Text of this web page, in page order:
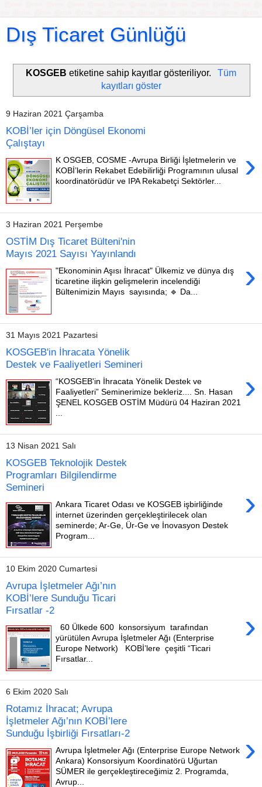
Dış Ticaret Günlüğü
KOSGEB etiketine sahip kayıtlar gösteriliyor.
Tüm
kayıtları göster
9 Haziran 2021 Çarşamba
KOBİ’ler için Döngüsel Ekonomi
Çalıştayı
›
K OSGEB, COSME -Avrupa Birliği İşletmelerin ve
KOBİ’lerin Rekabet Edebilirliği Programının ulusal
koordinatörüdür ve IPA Rekabetçi Sektörler...
3 Haziran 2021 Perşembe
OSTİM Dış Ticaret Bülteni'nin
Mayıs 2021 Sayısı Yayınlandı
›
"Ekonominin Aşısı İhracat" Ülkemiz ve dünya dış
ticaretine ilişkin gelişmelerin incelendiği
Bültenimizin Mayıs sayısında; 🔹 Da...
31 Mayıs 2021 Pazartesi
KOSGEB'in İhracata Yönelik
Destek ve Faaliyetleri Semineri
›
“KOSGEB'in İhracata Yönelik Destek ve
Faaliyetleri” Seminerimize bekleriz.... Sn. Hasan
ŞENEL KOSGEB OSTİM Müdürü 04 Haziran 2021
13 Nisan 2021 Salı
KOSGEB Teknolojik Destek
Programları Bilgilendirme
Semineri
›
Ankara Ticaret Odası ve KOSGEB işbirliğinde
internet üzerinden gerçekleştirilecek olan
seminerde; Ar-Ge, Ür-Ge ve İnovasyon Destek
Program...
10 Ekim 2020 Cumartesi
Avrupa İşletmeler Ağı’nın
KOBİ’lere Sunduğu Ticari
Fırsatlar -2
›
60 Ülkede 600 konsorsiyum tarafından
yürütülen Avrupa İşletmeler Ağı (Enterprise
Europe Network) KOBİ’lere çeşitli “Ticari
Fırsatlar...
6 Ekim 2020 Salı
Rotamız İhracat; Avrupa
İşletmeler Ağı’nın KOBİ’lere
Sunduğu İşbirliği Fırsatları-2
›
Avrupa İşletmeler Ağı (Enterprise Europe Network
Ankara) Konsorsiyum Koordinatörü Uğurtan
SÜMER ile gerçekleştireceğimiz 2. Programda,
Avrup...